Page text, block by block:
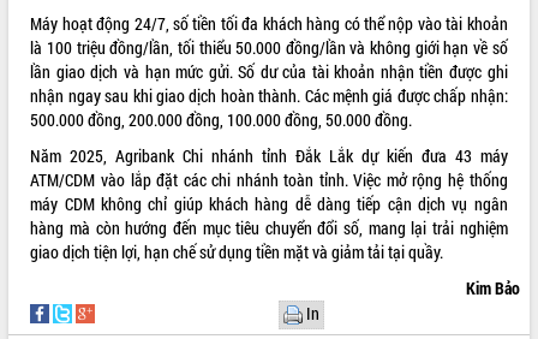
Máy hoạt động 24/7, số tiền tối đa khách hàng có thể nộp vào tài khoản
là 100 triệu đồng/lần, tối thiểu 50.000 đồng/lần và không giới hạn về số
lần giao dịch và hạn mức gửi. Số dư của tài khoản nhận tiền được ghi
nhận ngay sau khi giao dịch hoàn thành. Các mệnh giá được chấp nhận:
500.000 đồng, 200.000 đồng, 100.000 đồng, 50.000 đồng.
Năm 2025, Agribank Chi nhánh tỉnh Đắk Lắk dự kiến đưa 43 máy
ATM/CDM vào lắp đặt các chi nhánh toàn tỉnh. Việc mở rộng hệ thống
máy CDM không chỉ giúp khách hàng dễ dàng tiếp cận dịch vụ ngân
hàng mà còn hướng đến mục tiêu chuyển đổi số, mang lại trải nghiệm
giao dịch tiện lợi, hạn chế sử dụng tiền mặt và giảm tải tại quầy.
Kim Bảo
In